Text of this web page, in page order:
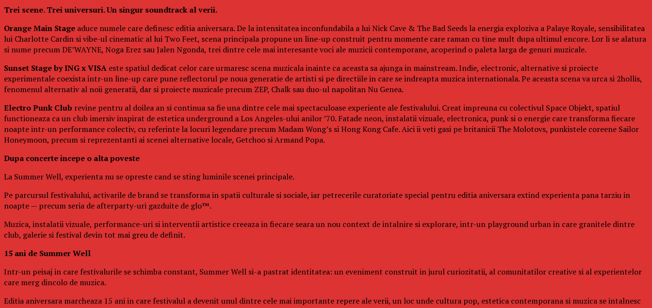
Trei scene. Trei universuri. Un singur soundtrack al verii.
Orange Main Stage aduce numele care definesc editia aniversara. De la intensitatea inconfundabila a lui Nick Cave & The Bad Seeds la energia exploziva a Palaye Royale, sensibilitatea
lui Charlotte Cardin si vibe-ul cinematic al lui Two Feet, scena principala propune un line-up construit pentru momente care raman cu tine mult dupa ultimul encore. Lor li se alatura
si nume precum DE’WAYNE, Noga Erez sau Jalen Ngonda, trei dintre cele mai interesante voci ale muzicii contemporane, acoperind o paleta larga de genuri muzicale.
Sunset Stage by ING x VISA este spatiul dedicat celor care urmaresc scena muzicala inainte ca aceasta sa ajunga in mainstream. Indie, electronic, alternative si proiecte
experimentale coexista intr-un line-up care pune reflectorul pe noua generatie de artisti si pe directiile in care se indreapta muzica internationala. Pe aceasta scena va urca si 2hollis,
fenomenul alternativ al noii generatii, dar si proiecte muzicale precum ZEP, Chalk sau duo-ul napolitan Nu Genea.
Electro Punk Club revine pentru al doilea an si continua sa fie una dintre cele mai spectaculoase experiente ale festivalului. Creat impreuna cu colectivul Space Objekt, spatiul
functioneaza ca un club imersiv inspirat de estetica underground a Los Angeles-ului anilor ’70. Fatade neon, instalatii vizuale, electronica, punk si o energie care transforma fiecare
noapte intr-un performance colectiv, cu referinte la locuri legendare precum Madam Wong’s si Hong Kong Cafe. Aici ii veti gasi pe britanicii The Molotovs, punkistele coreene Sailor
Honeymoon, precum si reprezentanti ai scenei alternative locale, Getchoo si Armand Popa.
Dupa concerte incepe o alta poveste
La Summer Well, experienta nu se opreste cand se sting luminile scenei principale.
Pe parcursul festivalului, activarile de brand se transforma in spatii culturale si sociale, iar petrecerile curatoriate special pentru editia aniversara extind experienta pana tarziu in
noapte — precum seria de afterparty-uri gazduite de glo™.
Muzica, instalatii vizuale, performance-uri si interventii artistice creeaza in fiecare seara un nou context de intalnire si explorare, intr-un playground urban in care granitele dintre
club, galerie si festival devin tot mai greu de definit.
15 ani de Summer Well
Intr-un peisaj in care festivalurile se schimba constant, Summer Well si-a pastrat identitatea: un eveniment construit in jurul curiozitatii, al comunitatilor creative si al experientelor
care merg dincolo de muzica.
Editia aniversara marcheaza 15 ani in care festivalul a devenit unul dintre cele mai importante repere ale verii, un loc unde cultura pop, estetica contemporana si muzica se intalnesc